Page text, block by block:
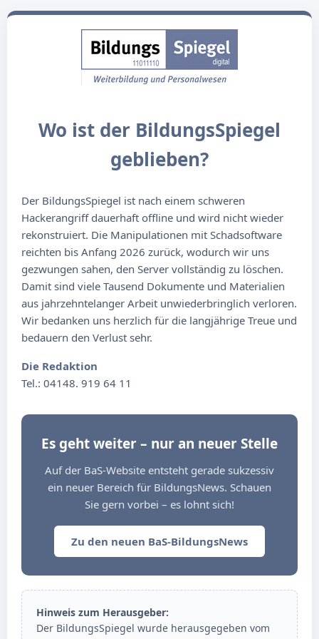
Wo ist der BildungsSpiegel
geblieben?
Der BildungsSpiegel ist nach einem schweren
Hackerangriff dauerhaft offline und wird nicht wieder
rekonstruiert. Die Manipulationen mit Schadsoftware
reichten bis Anfang 2026 zurück, wodurch wir uns
gezwungen sahen, den Server vollständig zu löschen.
Damit sind viele Tausend Dokumente und Materialien
aus jahrzehntelanger Arbeit unwiederbringlich verloren.
Wir bedanken uns herzlich für die langjährige Treue und
bedauern den Verlust sehr.
Die Redaktion
Tel.: 04148. 919 64 11
Es geht weiter – nur an neuer Stelle
Auf der BaS-Website entsteht gerade sukzessiv
ein neuer Bereich für BildungsNews. Schauen
Sie gern vorbei – es lohnt sich!
Zu den neuen BaS-BildungsNews
Hinweis zum Herausgeber:
Der BildungsSpiegel wurde herausgegeben vom